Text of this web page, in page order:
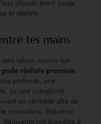
chaude avant usage
et réaliste.
tes mains
tabou, nourrir ton
gode réaliste premium.
profonds, une
ou une complicité
un véritable allié de
musculaire, libération
ton bien-être à